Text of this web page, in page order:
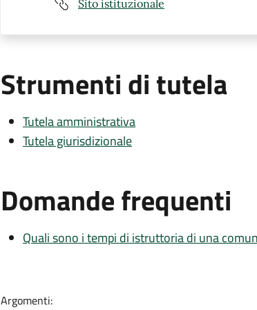
Sito istituzionale
Strumenti di tutela
Tutela amministrativa
Tutela giurisdizionale
Domande frequenti
Quali sono i tempi di istruttoria di una
Argomenti: